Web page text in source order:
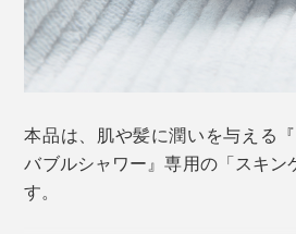
本品は、肌や髪に潤いを与える
バブルシャワー』専用の「スキン
す。